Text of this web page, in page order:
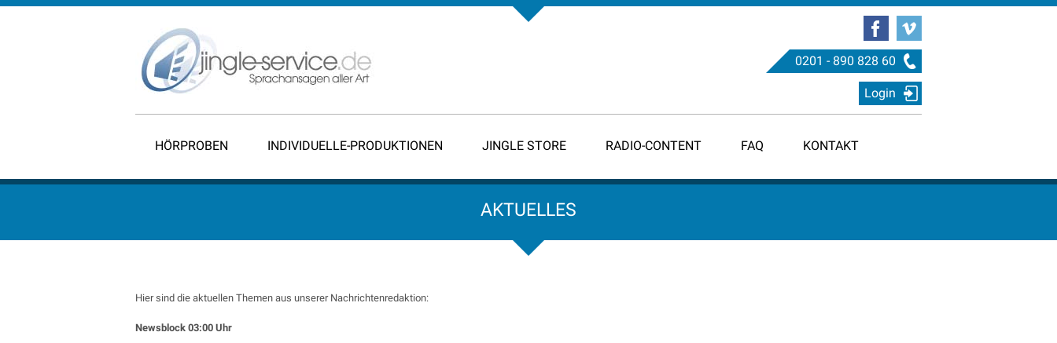
0201 - 890 828 60
Login
HÖRPROBEN INDIVIDUELLE-PRODUKTIONEN JINGLE STORE RADIO-CONTENT FAQ KONTAKT
AKTUELLES
Hier sind die aktuellen Themen aus unserer Nachrichtenredaktion:
Newsblock 03:00 Uhr